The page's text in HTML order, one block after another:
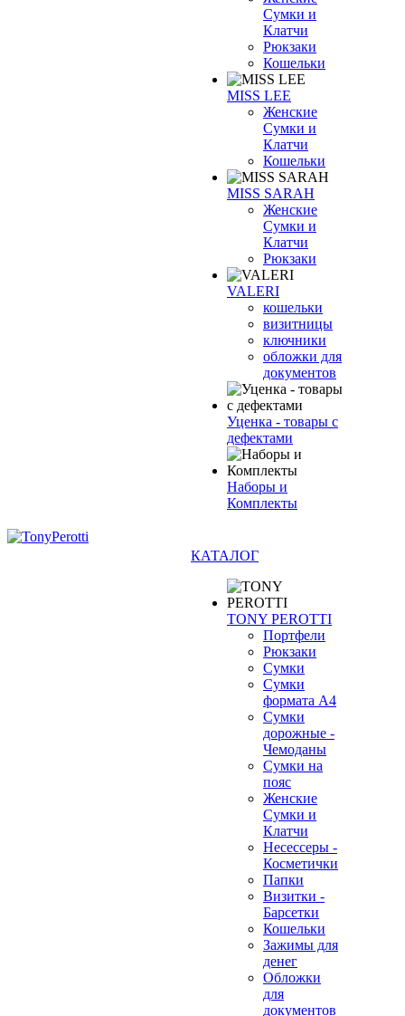
Сумки и
Клатчи
Рюкзаки
Кошельки
MISS LEE
Женские
Сумки и
Клатчи
Кошельки
MISS SARAH
Женские
Сумки и
Клатчи
Рюкзаки
VALERI
кошельки
визитницы
ключники
обложки для
документов
Уценка - товары с
дефектами
Наборы и
Комплекты
КАТАЛОГ
TONY PEROTTI
Портфели
Рюкзаки
Сумки
Сумки
формата А4
Сумки
дорожные -
Чемоданы
Сумки на
пояс
Женские
Сумки и
Клатчи
Несессеры -
Косметички
Папки
Визитки -
Барсетки
Кошельки
Зажимы для
денег
Обложки
для
документов